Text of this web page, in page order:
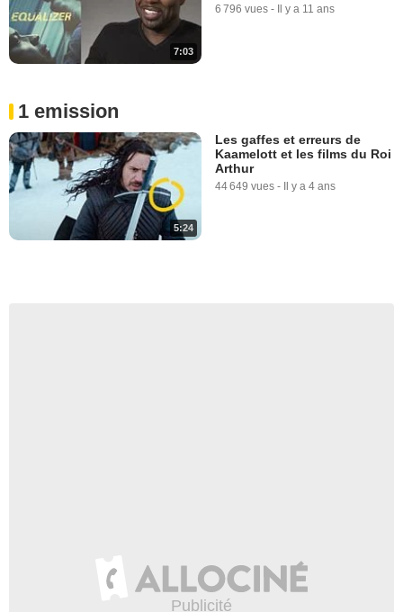
7:03
6 796 vues - Il y a 11 ans
1 emission
5:24
Les gaffes et erreurs de
Kaamelott et les films du Roi
Arthur
44 649 vues - Il y a 4 ans